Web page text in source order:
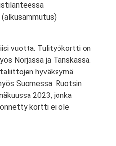
vuotta. Tulityökortti on
Norjassa ja Tanskassa.
hyväksymä
Suomessa. Ruotsin
2023, jonka
kortti ei ole